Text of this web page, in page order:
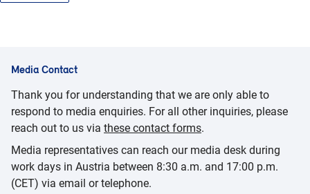
Media Contact
Thank you for understanding that we are only able to
respond to media enquiries. For all other inquiries, please
reach out to us via these contact forms.
Media representatives can reach our media desk during
work days in Austria between 8:30 a.m. and 17:00 p.m.
(CET) via email or telephone.